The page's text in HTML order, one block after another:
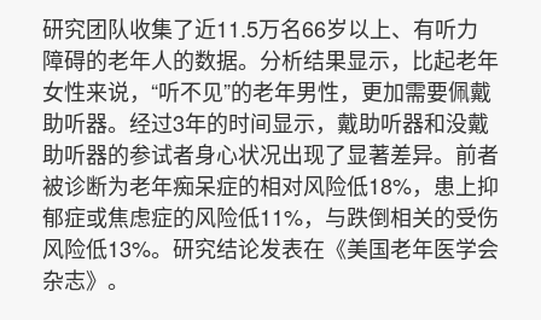
研究团队收集了近11.5万名66岁以上、有听力
障碍的老年人的数据。分析结果显示，比起老年
女性来说，“听不见”的老年男性，更加需要佩戴
助听器。经过3年的时间显示，戴助听器和没戴
助听器的参试者身心状况出现了显著差异。前者
被诊断为老年痴呆症的相对风险低18%，患上抑
郁症或焦虑症的风险低11%，与跌倒相关的受伤
风险低13%。研究结论发表在《美国老年医学会
杂志》。